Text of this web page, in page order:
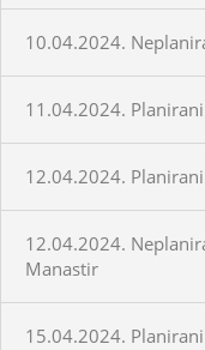
10.04.2024.
11.04.2024.
12.04.2024.
12.04.2024.
Manastir
15.04.2024.